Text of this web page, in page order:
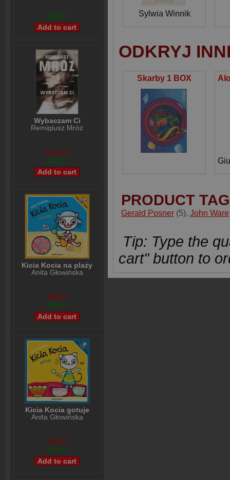
$2,99
Wybaczam Ci
Remigiusz Mróz
$13,04
$11,03
Kicia Kocia na plaży
Anita Głowińska
$8,02
$6,01
Kicia Kocia gotuje
Anita Głowińska
$8,02
$7,01
Sylwia Winnik
ODKRYJ
Skarby 1 BOX
PRODUCT
Gerald Posner (5), John Ware
Tip: Type the
cart" button to